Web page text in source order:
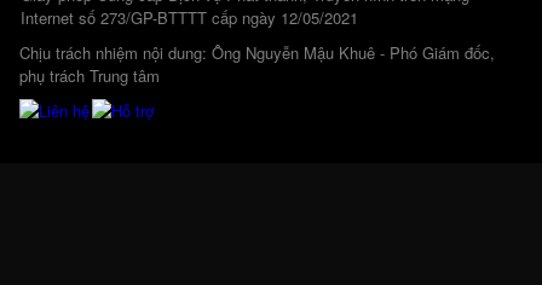
Internet số 273/GP-BTTTT cấp ngày 12/05/2021
Chịu trách nhiệm nội dung: Ông Nguyễn Mậu Khuê - Phó Giám đốc,
phụ trách Trung tâm